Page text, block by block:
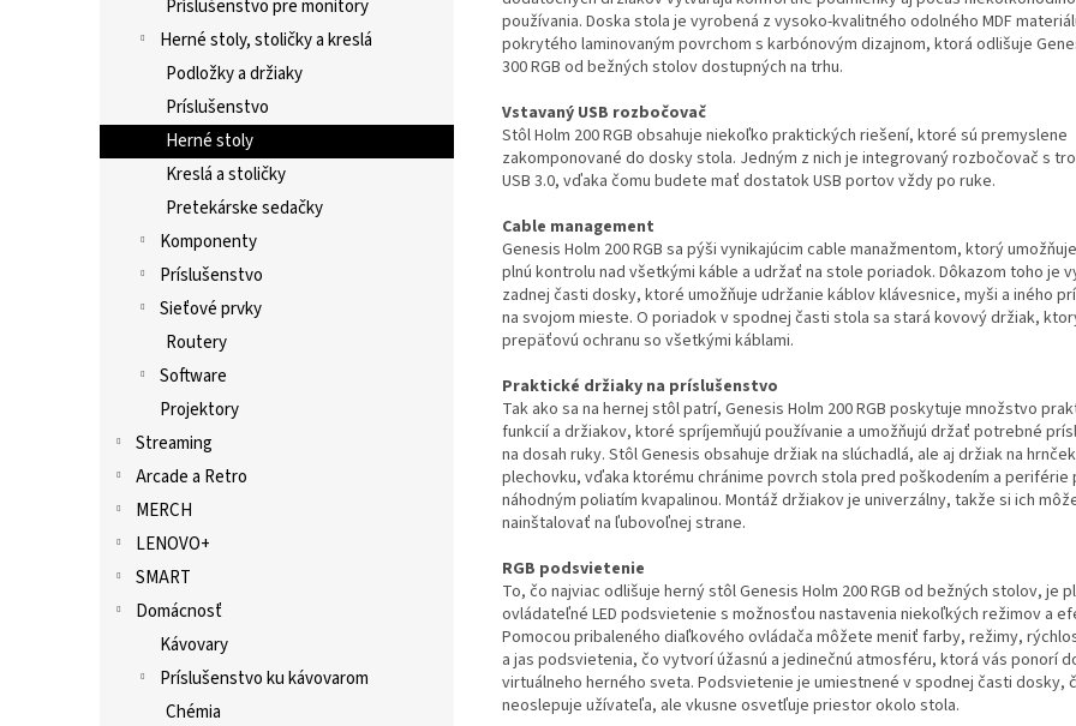
Príslušenstvo pre monitory
Herné stoly, stoličky a kreslá
Podložky a držiaky
Príslušenstvo
Herné stoly
Kreslá a stoličky
Pretekárske sedačky
Komponenty
Príslušenstvo
Sieťové prvky
Routery
Software
Projektory
Streaming
Arcade a Retro
MERCH
LENOVO+
SMART
Domácnosť
Kávovary
Príslušenstvo ku kávovarom
Chémia
používania. Doska stola je vyrobená z vysoko-kvalitného odolného MDF
pokrytého laminovaným povrchom s karbónovým dizajnom, ktorá odlišuje
300 RGB od bežných stolov dostupných na trhu.
Vstavaný USB rozbočovač
Stôl Holm 200 RGB obsahuje niekoľko praktických riešení, ktoré sú premyslene
zakomponované do dosky stola. Jedným z nich je integrovaný rozbočovač s
USB 3.0, vďaka čomu budete mať dostatok USB portov vždy po ruke.
Cable management
Genesis Holm 200 RGB sa pýši vynikajúcim cable manažmentom, ktorý
plnú kontrolu nad všetkými káble a udržať na stole poriadok. Dôkazom toho je
zadnej časti dosky, ktoré umožňuje udržanie káblov klávesnice, myši a iného
na svojom mieste. O poriadok v spodnej časti stola sa stará kovový držiak,
prepäťovú ochranu so všetkými káblami.
Praktické držiaky na príslušenstvo
Tak ako sa na hernej stôl patrí, Genesis Holm 200 RGB poskytuje množstvo
funkcií a držiakov, ktoré spríjemňujú používanie a umožňujú držať potrebné
na dosah ruky. Stôl Genesis obsahuje držiak na slúchadlá, ale aj držiak na
plechovku, vďaka ktorému chránime povrch stola pred poškodením a periférie
náhodným poliatím kvapalinou. Montáž držiakov je univerzálny, takže si ich
nainštalovať na ľubovoľnej strane.
RGB podsvietenie
To, čo najviac odlišuje herný stôl Genesis Holm 200 RGB od bežných stolov, je
ovládateľné LED podsvietenie s možnosťou nastavenia niekoľkých režimov a
Pomocou pribaleného diaľkového ovládača môžete meniť farby, režimy,
a jas podsvietenia, čo vytvorí úžasnú a jedinečnú atmosféru, ktorá vás ponorí
virtuálneho herného sveta. Podsvietenie je umiestnené v spodnej časti dosky,
neoslepuje užívateľa, ale vkusne osvetľuje priestor okolo stola.